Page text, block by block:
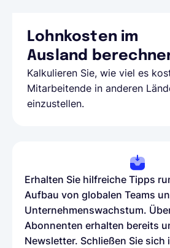
Lohnkosten im
Ausland
Kalkulieren Sie, wie viel es
Mitarbeitende in anderen
einzustellen.
Erhalten Sie hilfreiche Tipps
Aufbau von globalen Teams
Unternehmenswachstum.
Abonnenten erhalten bereits
Newsletter. Schließen Sie sich